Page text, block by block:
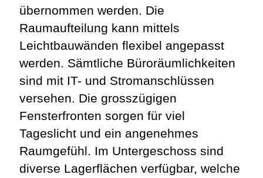
übernommen werden. Die
Raumaufteilung kann mittels
Leichtbauwänden flexibel angepasst
werden. Sämtliche Büroräumlichkeiten
sind mit IT- und Stromanschlüssen
versehen. Die grosszügigen
Fensterfronten sorgen für viel
Tageslicht und ein angenehmes
Raumgefühl. Im Untergeschoss sind
diverse Lagerflächen verfügbar, welche